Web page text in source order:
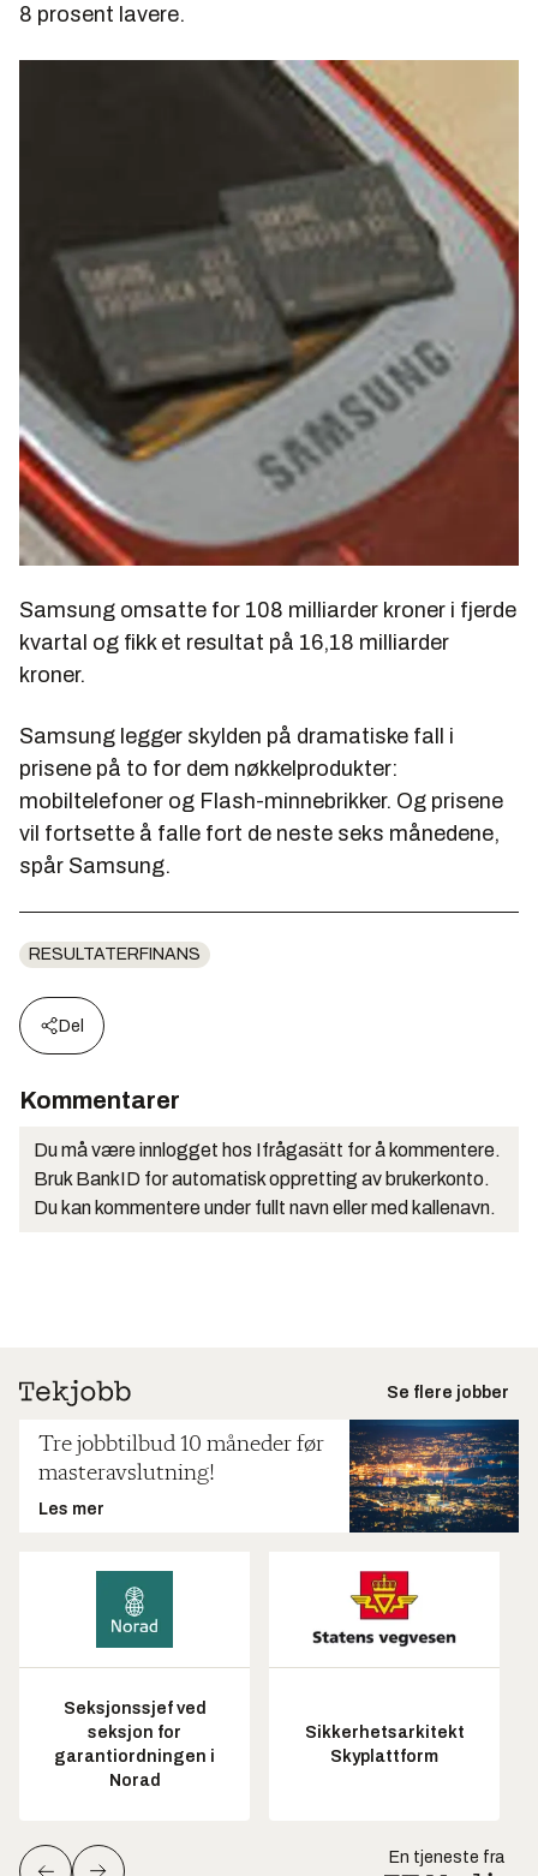
8 prosent lavere.
Samsung omsatte for 108 milliarder kroner i fjerde
kvartal og fikk et resultat på 16,18 milliarder
kroner.
Samsung legger skylden på dramatiske fall i
prisene på to for dem nøkkelprodukter:
mobiltelefoner og Flash-minnebrikker. Og prisene
vil fortsette å falle fort de neste seks månedene,
spår Samsung.
RESULTATERFINANS
Del
Kommentarer
Du må være innlogget hos Ifrågasätt for å kommentere.
Bruk BankID for automatisk oppretting av brukerkonto.
Du kan kommentere under fullt navn eller med kallenavn.
Se flere jobber
Tre jobbtilbud 10 måneder før
masteravslutning!
Les mer
Seksjonssjef ved
seksjon for
garantiordningen i
Norad
Sikkerhetsarkitekt
Skyplattform
En tjeneste fra